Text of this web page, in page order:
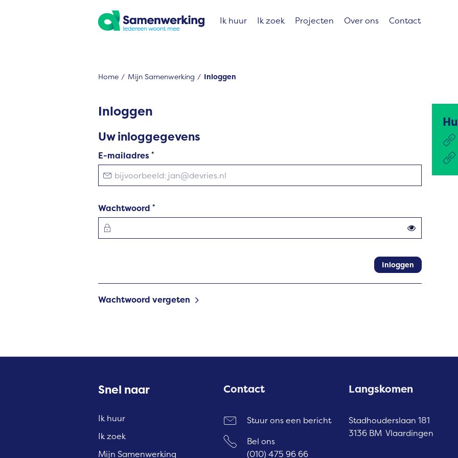
Naar hoofdnavigatiemenu
Naar de homepage Ik huur Ik zoek Projecten Over ons Contact
Home Mijn Samenwerking Inloggen
Inloggen
Uw inloggegevens
E-mailadres *
Wachtwoord *
Inloggen
Wachtwoord vergeten
Contactinformatie
Snel naar
Ik huur
Ik zoek
Mijn Samenwerking
Contact
Stuur ons een bericht
Bel ons
(010) 475 96 66
Langskomen
Stadhouderslaan 181
3136 BM Vlaardingen